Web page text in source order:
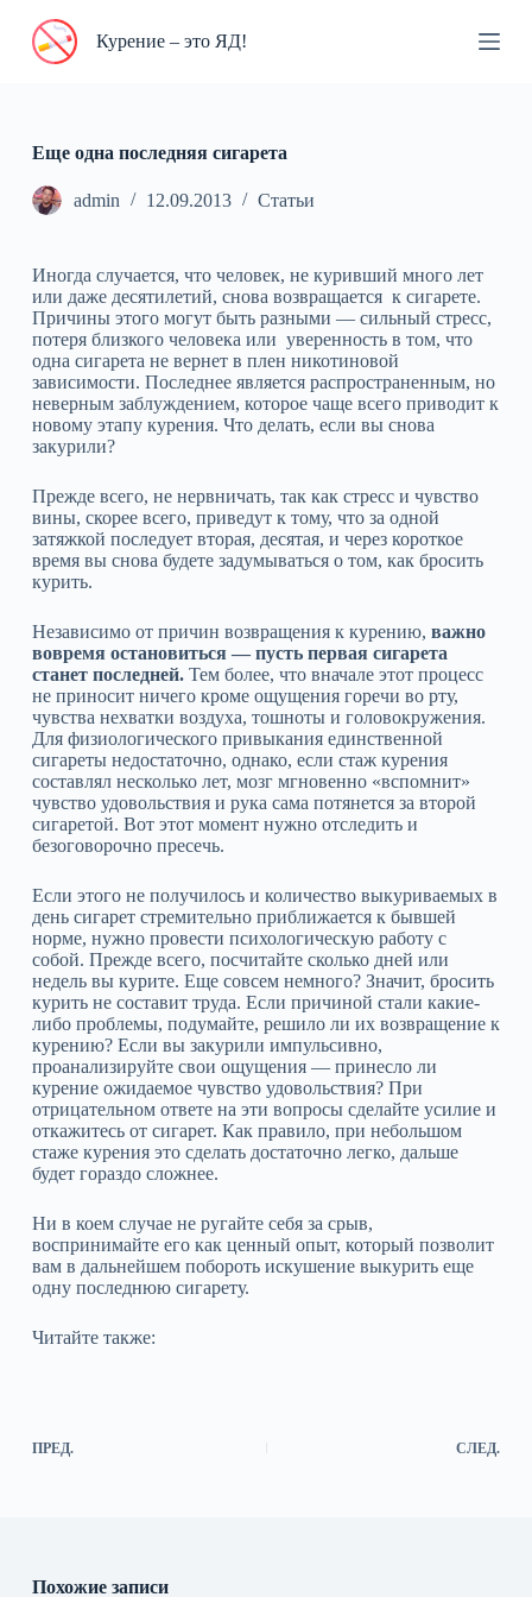
П
и
Курение – это ЯД!
Еще одна последняя сигарета
admin 12.09.2013 Статьи
Иногда случается, что человек, не куривший много лет
или даже десятилетий, снова возвращается к сигарете.
Причины этого могут быть разными — сильный стресс,
потеря близкого человека или уверенность в том, что
одна сигарета не вернет в плен никотиновой
зависимости. Последнее является распространенным, но
неверным заблуждением, которое чаще всего приводит к
новому этапу курения. Что делать, если вы снова
закурили?
Прежде всего, не нервничать, так как стресс и чувство
вины, скорее всего, приведут к тому, что за одной
затяжкой последует вторая, десятая, и через короткое
время вы снова будете задумываться о том, как бросить
курить.
Независимо от причин возвращения к курению, важно
вовремя остановиться — пусть первая сигарета
станет последней.Тем более, что вначале этот процесс
не приносит ничего кроме ощущения горечи во рту,
чувства нехватки воздуха, тошноты и головокружения.
Для физиологического привыкания единственной
сигареты недостаточно, однако, если стаж курения
составлял несколько лет, мозг мгновенно «вспомнит»
чувство удовольствия и рука сама потянется за второй
сигаретой. Вот этот момент нужно отследить и
безоговорочно пресечь.
Если этого не получилось и количество выкуриваемых в
день сигарет стремительно приближается к бывшей
норме, нужно провести психологическую работу с
собой. Прежде всего, посчитайте сколько дней или
недель вы курите. Еще совсем немного? Значит, бросить
курить не составит труда. Если причиной стали какие-
либо проблемы, подумайте, решило ли их возвращение к
курению? Если вы закурили импульсивно,
проанализируйте свои ощущения — принесло ли
курение ожидаемое чувство удовольствия? При
отрицательном ответе на эти вопросы сделайте усилие и
откажитесь от сигарет. Как правило, при небольшом
стаже курения это сделать достаточно легко, дальше
будет гораздо сложнее.
Ни в коем случае не ругайте себя за срыв,
воспринимайте его как ценный опыт, который позволит
вам в дальнейшем побороть искушение выкурить еще
одну последнюю сигарету.
Читайте также:
ПРЕД. СЛЕД.
Похожие записи